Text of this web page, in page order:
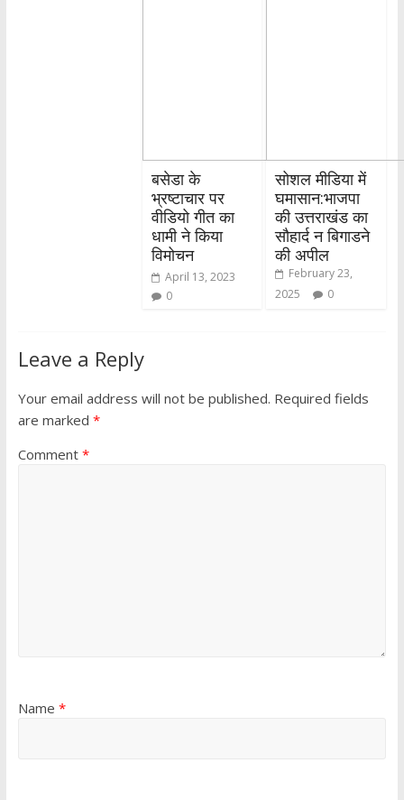
बसेडा के
भ्रष्टाचार पर
वीडियो गीत का
धामी ने किया
विमोचन
April 13, 2023
0
सोशल मीडिया में
घमासान:भाजपा
की उत्तराखंड का
सौहार्द न बिगाडने
की अपील
February 23,
2025
0
Leave a Reply
Your email address will not be published. Required fields
are marked *
Comment *
Name *